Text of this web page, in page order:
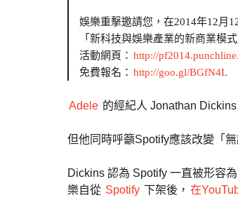
娛樂重擊邀請您，在2014年12月
「新科技與娛樂產業的新商業模
活動網頁： http://
免費報名： http://goo.gl/BGfN4L
Adele 的經紀人 Jonathan
但他同時呼籲Spotify應該改變「
Dickins 認為 Spotify 一直被形容
樂自從 Spotify 下架後， 在